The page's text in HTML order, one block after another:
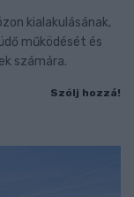
kialakulásának,
működését és
számára.
Szólj hozzá!